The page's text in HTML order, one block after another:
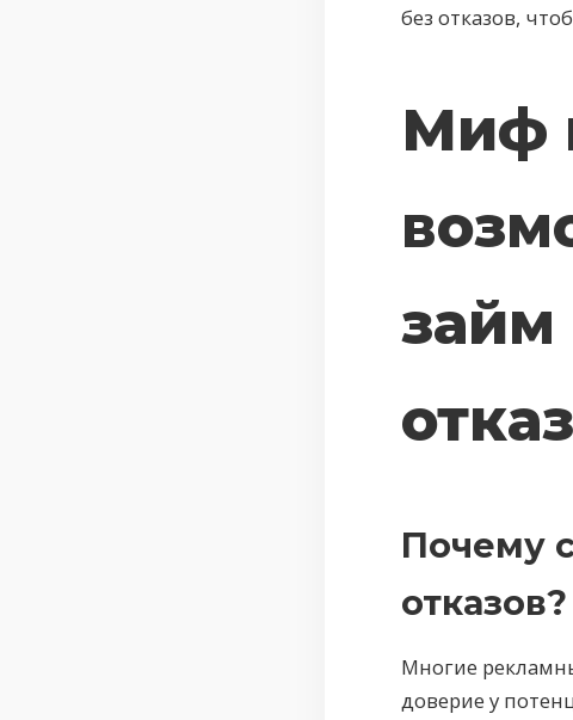
без отказов,
Миф
займ
Почему
отказов?
Многие
доверие у